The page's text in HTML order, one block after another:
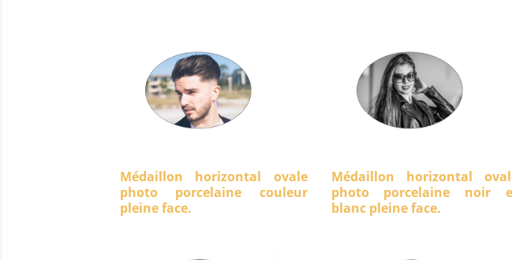
Médaillon horizontal ovale
photo porcelaine couleur
pleine face.
Médaillon horizontal
photo porcelaine noir
blanc pleine face.